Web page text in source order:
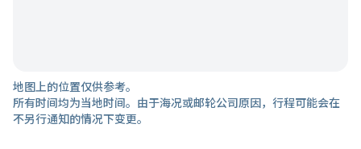
地图上的位置仅供参考。
所有时间均为当地时间。由于海况或邮轮公司原因，行程可能会在
不另行通知的情况下变更。